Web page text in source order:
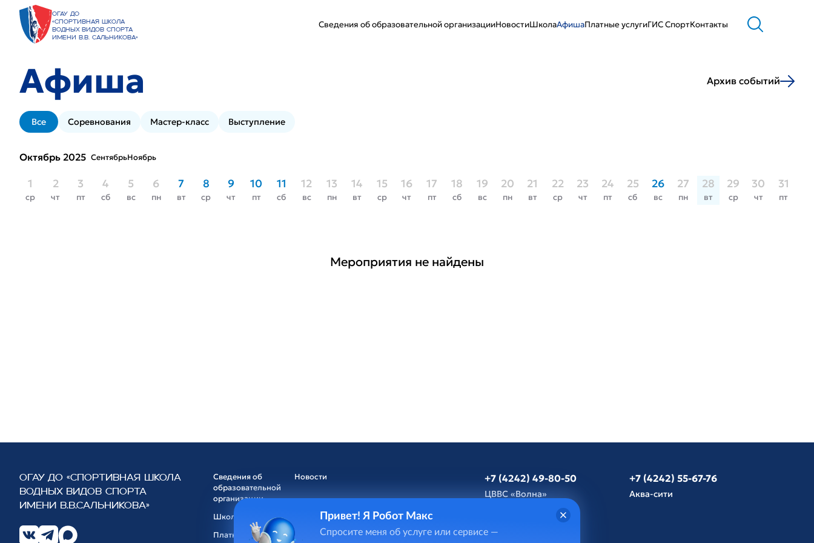
ОГАУ ДО
«Спортивная школа
водных видов спорта
имени В.В. Сальникова»
Сведения об образовательной организацииНовостиШколаАфишаПлатные услугиГИС CпортКонтакты
Афиша Архив событий
Все Соревнования Мастер-класс Выступление
Октябрь 2025 СентябрьНоябрь
1
ср
2
чт
3
пт
4
сб
5
вс
6
пн
7
вт
8
ср
9
чт
10
пт
11
сб
12
вс
13
пн
14
вт
15
ср
16
чт
17
пт
18
сб
19
вс
20
пн
21
вт
22
ср
23
чт
24
пт
25
сб
26
вс
27
пн
28
вт
29
ср
30
чт
31
пт
Мероприятия не найдены
ОГАУ ДО «СПОРТИВНАЯ ШКОЛА
ВОДНЫХ ВИДОВ СПОРТА
ИМЕНИ В.В.САЛЬНИКОВА»
Сведения об
образовательной
организации
Новости
Школа
Платные услуги
ГИС Cпорт
+7 (4242) 49-80-50
ЦВВС «Волна»
+7 (4242) 55-67-76
Аква-сити
Привет! Я Робот Макс
Спросите меня об услуге или сервисе —